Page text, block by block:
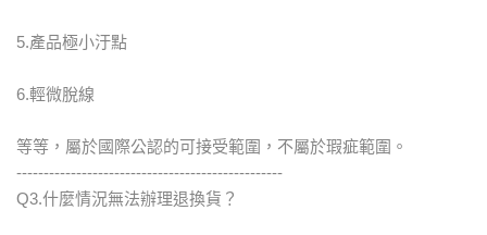
5.產品極小汙點
6.輕微脫線
等等，屬於國際公認的可接受範圍，不屬於瑕疵範圍。
-------------------------------------------------
Q3.什麼情況無法辦理退換貨？